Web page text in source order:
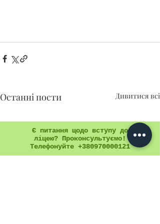
Є питання щодо вступу до
ліцею? Проконсультуємо!
Телефонуйте +380970000121
Останні пости Дивитися всі